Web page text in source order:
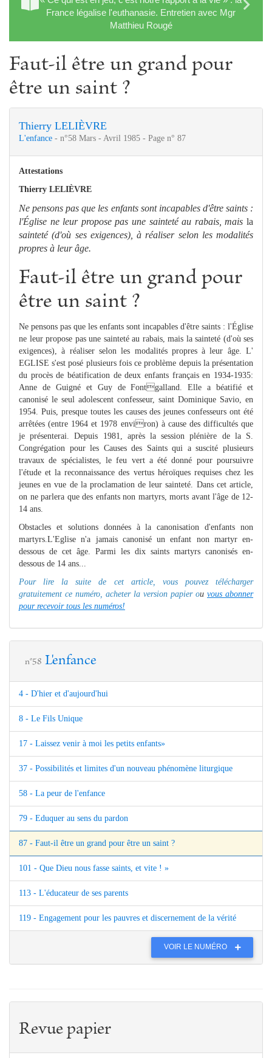
France légalise l'euthanasie. Entretien avec Mgr
Matthieu Rougé
Faut-il être un grand pour
être un saint ?
Thierry LELIÈVRE
L'enfance - n°58 Mars - Avril 1985 - Page n° 87
Attestations
Thierry LELIÈVRE
Ne pensons pas que les enfants sont incapables d'être saints :
l'Église ne leur propose pas une sainteté au rabais, mais la
sainteté (d'où ses exigences), à réaliser selon les modalités
propres à leur âge.
Faut-il être un grand pour
être un saint ?
Ne pensons pas que les enfants sont incapables d'être saints : l'Église
ne leur propose pas une sainteté au rabais, mais la sainteté (d'où ses
exigences), à réaliser selon les modalités propres à leur âge. L'
EGLISE s'est posé plusieurs fois ce problème depuis la présentation
du procès de béatification de deux enfants français en 1934-1935:
Anne de Guigné et Guy de Fontgalland. Elle a béatifié et
canonisé le seul adolescent confesseur, saint Dominique Savio, en
1954. Puis, presque toutes les causes des jeunes confesseurs ont été
arrêtées (entre 1964 et 1978 environ) à cause des difficultés que
je présenterai. Depuis 1981, après la session plénière de la S.
Congrégation pour les Causes des Saints qui a suscité plusieurs
travaux de spécialistes, le feu vert a été donné pour poursuivre
l'étude et la reconnaissance des vertus héroïques requises chez les
jeunes en vue de la proclamation de leur sainteté. Dans cet article,
on ne parlera que des enfants non martyrs, morts avant l'âge de 12-
14 ans.
Obstacles et solutions données à la canonisation d'enfants non
martyrs.L'Eglise n'a jamais canonisé un enfant non martyr en-
dessous de cet âge. Parmi les dix saints martyrs canonisés en-
dessous de 14 ans...
Pour lire la suite de cet article, vous pouvez télécharger
gratuitement ce numéro, acheter la version papier ou vous abonner
pour recevoir tous les numéros!
n°58 L'enfance
4 - D'hier et d'aujourd'hui
8 - Le Fils Unique
17 - Laissez venir à moi les petits enfants»
37 - Possibilités et limites d'un nouveau phénomène liturgique
58 - La peur de l'enfance
79 - Eduquer au sens du pardon
87 - Faut-il être un grand pour être un saint ?
101 - Que Dieu nous fasse saints, et vite ! »
113 - L'éducateur de ses parents
119 - Engagement pour les pauvres et discernement de la vérité
VOIR LE NUMÉRO
Revue papier